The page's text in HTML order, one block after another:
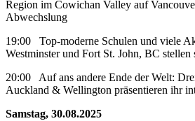
Region im Cowichan Valley auf
Abwechslung
19:00 Top-moderne Schulen und viele
Westminster und Fort St. John, BC stellen
20:00 Auf ans andere Ende der Welt:
Auckland & Wellington präsentieren ihr
Samstag, 30.08.2025